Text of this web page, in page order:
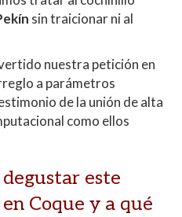
sin traicionar ni al
nuestra petición en
a parámetros
de la unión de alta
como ellos
este
Coque y a qué